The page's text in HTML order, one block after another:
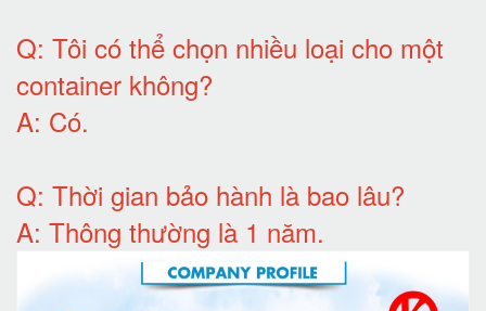
Q: Tôi có thể chọn nhiều loại cho một
container không?
A: Có.
Q: Thời gian bảo hành là bao lâu?
A: Thông thường là 1 năm.